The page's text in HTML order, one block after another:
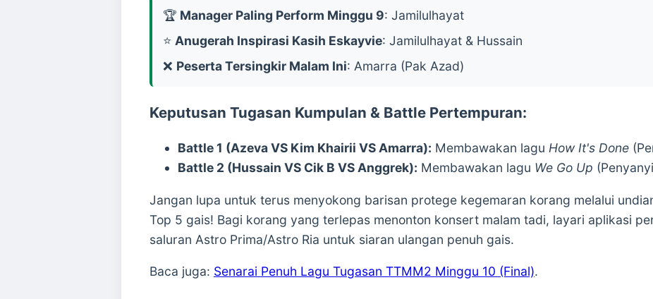
🏆 Manager Paling Perform Minggu 9: Jamilulhayat
⭐ Anugerah Inspirasi Kasih Eskayvie: Jamilulhayat & Hussain
❌ Peserta Tersingkir Malam Ini: Amarra (Pak Azad)
Keputusan Tugasan Kumpulan & Battle Pertempuran:
Battle 1 (Azeva VS Kim Khairii VS Amarra): Membawakan lagu How It's Done
Battle 2 (Hussain VS Cik B VS Anggrek): Membawakan lagu We Go Up
Jangan lupa untuk terus menyokong barisan protege kegemaran korang melalui
Top 5 gais! Bagi korang yang terlepas menonton konsert malam tadi, layari aplikasi
saluran Astro Prima/Astro Ria untuk siaran ulangan penuh gais.
Baca juga: Senarai Penuh Lagu Tugasan TTMM2 Minggu 10 (Final).